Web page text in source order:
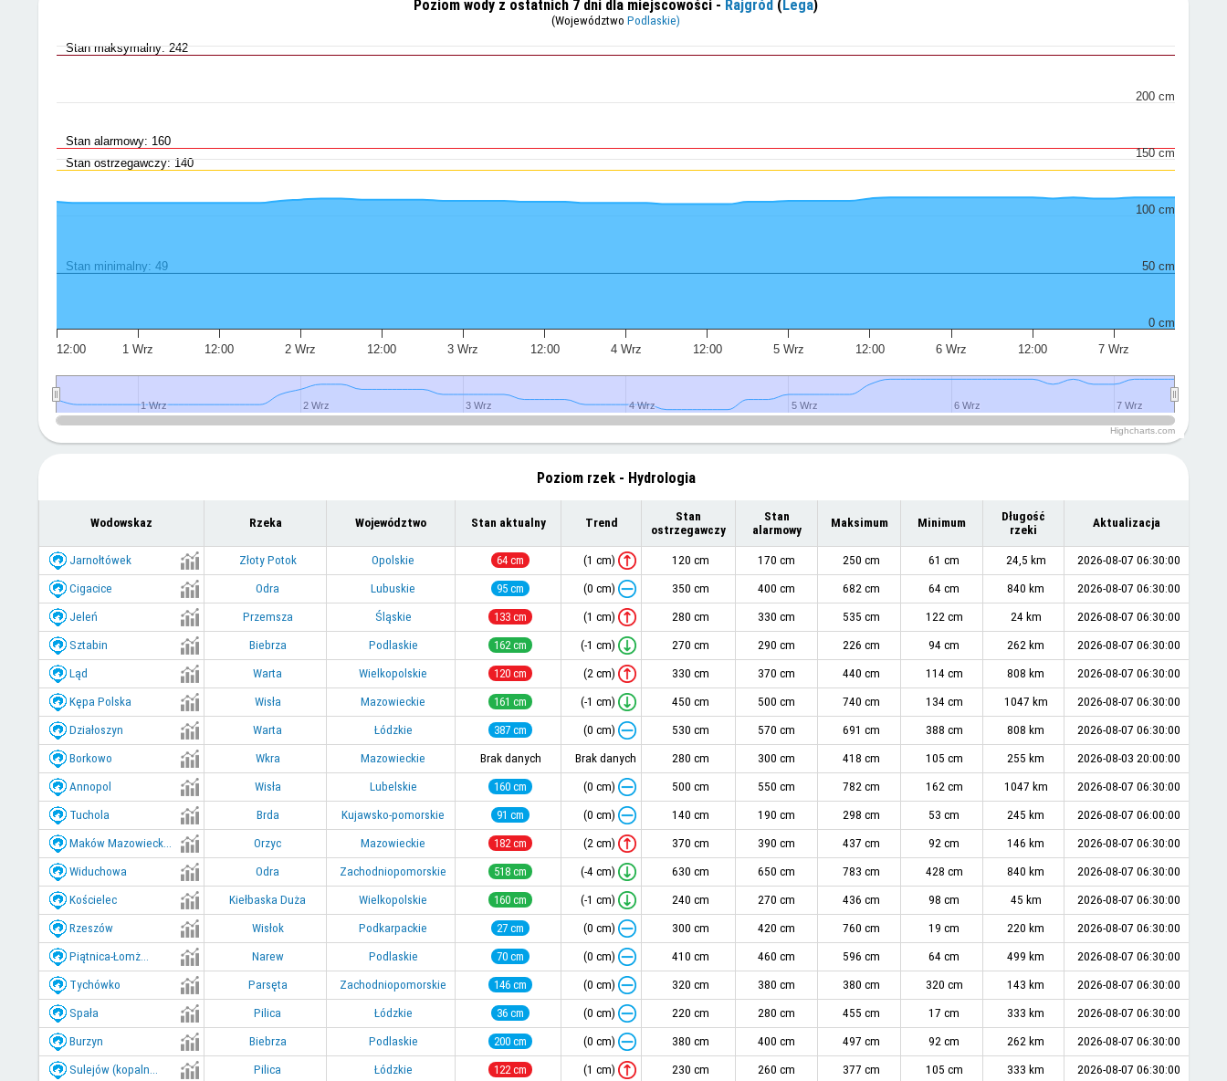
Poziom wody z ostatnich 7 dni dla miejscowości - Rajgród ( Lega)
(Województwo Podlaskie)
Stan minimalny: 49
Stan alarmowy: 160
Stan ostrzegawczy: 140
Stan maksymalny: 242
12:00 1 Wrz 12:00 2 Wrz 12:00 3 Wrz 12:00 4 Wrz 12:00 5 Wrz 12:00 6 Wrz 12:00 7 Wrz
1 Wrz
1 Wrz 2 Wrz
2 Wrz 3 Wrz
3 Wrz 4 Wrz
4 Wrz 5 Wrz
5 Wrz 6 Wrz
6 Wrz 7 Wrz
7 Wrz
0 cm
50 cm
100 cm
150 cm
200 cm
Highcharts.com
Poziom rzek - Hydrologia
Wodowskaz Rzeka Województwo Stan aktualny Trend
Stan
ostrzegawczy
Stan
alarmowy
Maksimum Minimum
Długość
rzeki
Aktualizacja
Jarnołtówek Złoty Potok Opolskie 64 cm (1 cm) 120 cm 170 cm 250 cm 61 cm 24,5 km 2026-08-07 06:30:00
Cigacice Odra Lubuskie 95 cm (0 cm) 350 cm 400 cm 682 cm 64 cm 840 km 2026-08-07 06:30:00
Jeleń Przemsza Śląskie 133 cm (1 cm) 280 cm 330 cm 535 cm 122 cm 24 km 2026-08-07 06:30:00
Sztabin Biebrza Podlaskie 162 cm (-1 cm) 270 cm 290 cm 226 cm 94 cm 262 km 2026-08-07 06:30:00
Ląd Warta Wielkopolskie 120 cm (2 cm) 330 cm 370 cm 440 cm 114 cm 808 km 2026-08-07 06:30:00
Kępa Polska Wisła Mazowieckie 161 cm (-1 cm) 450 cm 500 cm 740 cm 134 cm 1047 km 2026-08-07 06:30:00
Działoszyn Warta Łódzkie 387 cm (0 cm) 530 cm 570 cm 691 cm 388 cm 808 km 2026-08-07 06:30:00
Borkowo Wkra Mazowieckie Brak danych Brak danych 280 cm 300 cm 418 cm 105 cm 255 km 2026-08-03 20:00:00
Annopol Wisła Lubelskie 160 cm (0 cm) 500 cm 550 cm 782 cm 162 cm 1047 km 2026-08-07 06:30:00
Tuchola Brda Kujawsko-pomorskie 91 cm (0 cm) 140 cm 190 cm 298 cm 53 cm 245 km 2026-08-07 06:00:00
Maków Mazowieck... Orzyc Mazowieckie 182 cm (2 cm) 370 cm 390 cm 437 cm 92 cm 146 km 2026-08-07 06:30:00
Widuchowa Odra Zachodniopomorskie 518 cm (-4 cm) 630 cm 650 cm 783 cm 428 cm 840 km 2026-08-07 06:30:00
Kościelec Kiełbaska Duża Wielkopolskie 160 cm (-1 cm) 240 cm 270 cm 436 cm 98 cm 45 km 2026-08-07 06:30:00
Rzeszów Wisłok Podkarpackie 27 cm (0 cm) 300 cm 420 cm 760 cm 19 cm 220 km 2026-08-07 06:30:00
Piątnica-Łomż... Narew Podlaskie 70 cm (0 cm) 410 cm 460 cm 596 cm 64 cm 499 km 2026-08-07 06:30:00
Tychówko Parsęta Zachodniopomorskie 146 cm (0 cm) 320 cm 380 cm 380 cm 320 cm 143 km 2026-08-07 06:30:00
Spała Pilica Łódzkie 36 cm (0 cm) 220 cm 280 cm 455 cm 17 cm 333 km 2026-08-07 06:30:00
Burzyn Biebrza Podlaskie 200 cm (0 cm) 380 cm 400 cm 497 cm 92 cm 262 km 2026-08-07 06:30:00
Sulejów (kopaln... Pilica Łódzkie 122 cm (1 cm) 230 cm 260 cm 377 cm 105 cm 333 km 2026-08-07 06:30:00